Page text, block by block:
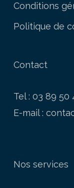
Conditions
Politique de
Contact
Tel : 03 89 50
E-mail :
Nos services